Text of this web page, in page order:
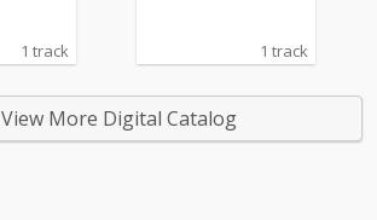
1 track 1 track
View More Digital Catalog